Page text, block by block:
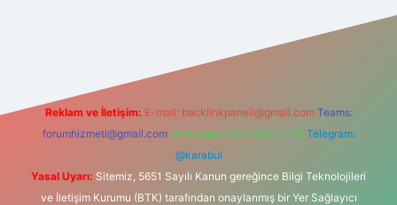
Reklam ve İletişim: E-mail: backlinkpaneli@gmail.com Teams:
forumhizmeti@gmail.com Whatsapp: 0262 606 0 726 Telegram:
@karabul
Yasal Uyarı: Sitemiz, 5651 Sayılı Kanun gereğince Bilgi Teknolojileri
ve İletişim Kurumu (BTK) tarafından onaylanmış bir Yer Sağlayıcı